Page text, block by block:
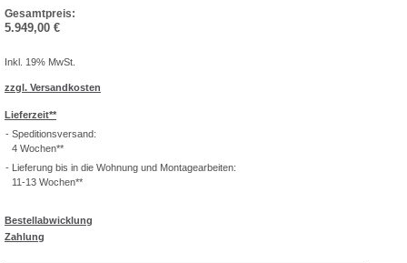
5.949,00 €
Inkl. 19% MwSt.
zzgl. Versandkosten
Lieferzeit**
Speditionsversand:
4 Wochen**
Lieferung bis in die Wohnung und Montagearbeiten:
11-13 Wochen**
Bestellabwicklung
Zahlung